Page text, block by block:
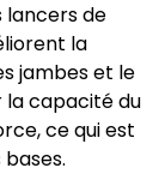
lancers de
la
jambes et le
la capacité du
ce qui est